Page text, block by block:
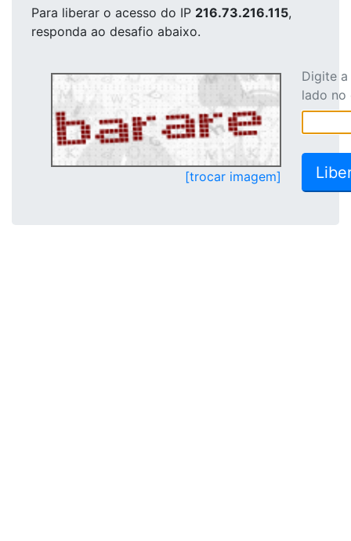
Para liberar o acesso do IP 216.73.216.115,
responda ao desafio abaixo.
[trocar imagem]
Digite
lado no